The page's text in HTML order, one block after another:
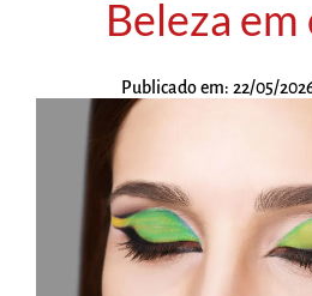
Beleza
Publicado em: 22/05/